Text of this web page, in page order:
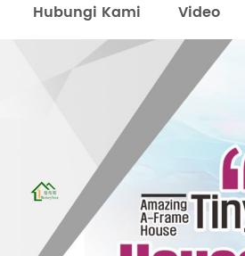
Hubungi Kami Video